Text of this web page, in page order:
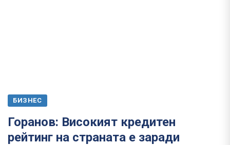
БИЗНЕС
Горанов: Високият кредитен
рейтинг на страната е заради